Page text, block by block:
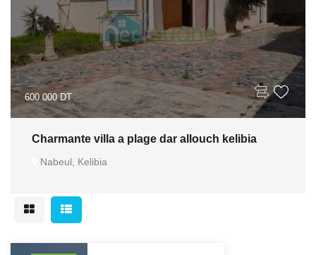
600 000 DT
Charmante villa a plage dar allouch kelibia
Nabeul, Kelibia